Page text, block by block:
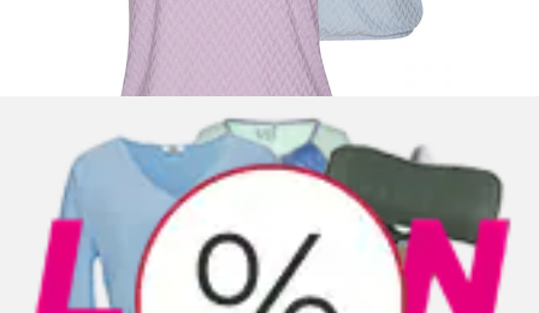
Couleurs
T-shirt long »mit breitem Bund« en viscose
stretch aéré
LASCANA
Prix actuel
29.90 CHF Prix de base 29.90 CHF par